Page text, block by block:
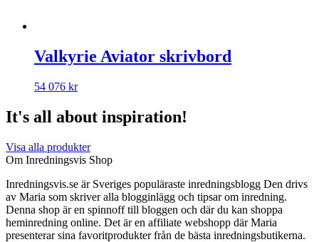
Valkyrie Aviator skrivbord
54 076 kr
It's all about inspiration!
Visa alla produkter
Om Inredningsvis Shop
Inredningsvis.se är Sveriges populäraste inredningsblogg Den drivs
av Maria som skriver alla blogginlägg och tipsar om inredning.
Denna shop är en spinnoff till bloggen och där du kan shoppa
heminredning online. Det är en affiliate webshopp där Maria
presenterar sina favoritprodukter från de bästa inredningsbutikerna.